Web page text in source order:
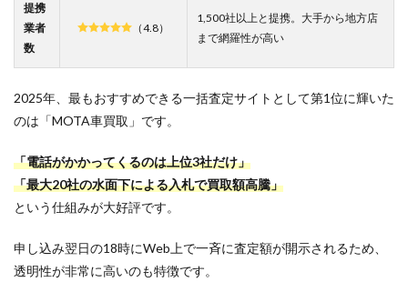
てで
心
他の
一括
査定
サイ
覧
3
提携
業者
数
（4.8）
1,500社以上と提携。大手から地方店
まで網羅性が高い
2025年、最もおすすめできる一括査定サイトとして第1位に輝いた
のは「MOTA車買取」です。
「電話がかかってくるのは上位3社だけ」
「最大20社の水面下による入札で買取額高騰」
という仕組みが大好評です。
申し込み翌日の18時にWeb上で一斉に査定額が開示されるため、
透明性が非常に高いのも特徴です。